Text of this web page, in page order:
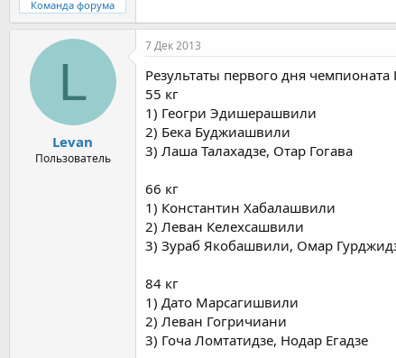
Команда форума
L
Levan
Пользователь
7 Дек 2013
Результаты первого дня
55 кг
1) Геогри Эдишерашвили
2) Бека Буджиашвили
3) Лаша Талахадзе, Отар Гогава
66 кг
1) Константин Хабалашвили
2) Леван Келехсашвили
3) Зураб Якобашвили, Омар
84 кг
1) Дато Марсагишвили
2) Леван Гогричиани
3) Гоча Ломтатидзе, Нодар Егадзе